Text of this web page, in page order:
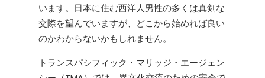
います。日本に住む西洋人男性の多くは真剣な
交際を望んでいますが、どこから始めれば良い
のかわからないかもしれません。
トランスパシフィック・マリッジ・エージェン